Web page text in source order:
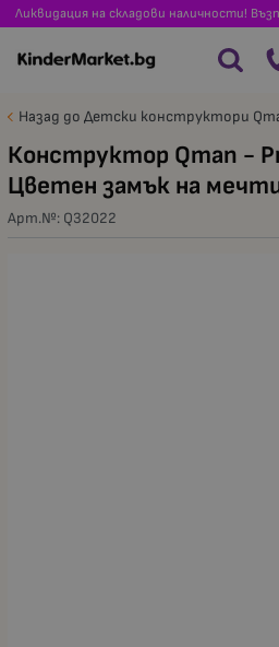
Ликвидация на складови наличности!
Назад до Детски конструктори
Конструктор Qman -
Цветен замък на
Арт.№: Q32022